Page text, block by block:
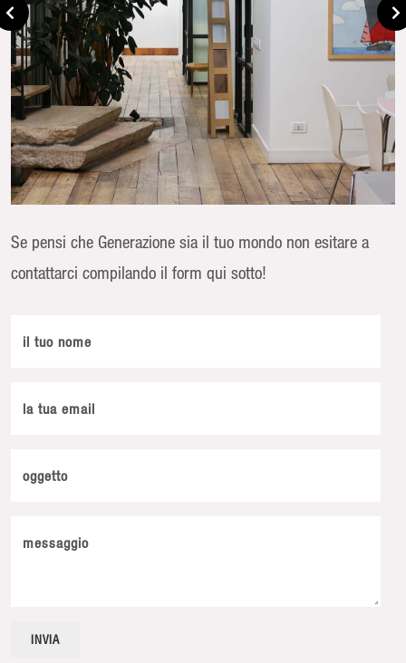
Se pensi che Generazione sia il tuo mondo non esitare a
contattarci compilando il form qui sotto!
il tuo nome
la tua email
oggetto
messaggio